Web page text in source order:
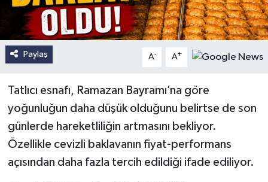
Paylaş A- A+
Tatlıcı esnafı, Ramazan Bayramı’na göre
yoğunluğun daha düşük olduğunu belirtse de son
günlerde hareketliliğin artmasını bekliyor.
Özellikle cevizli baklavanın fiyat-performans
açısından daha fazla tercih edildiği ifade ediliyor.